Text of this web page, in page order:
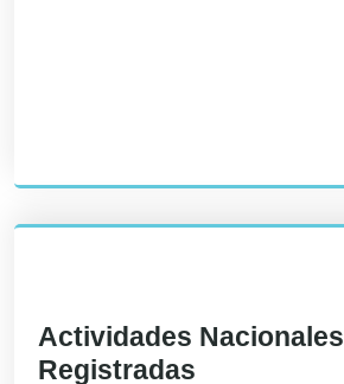
Actividades Nacionales
Registradas